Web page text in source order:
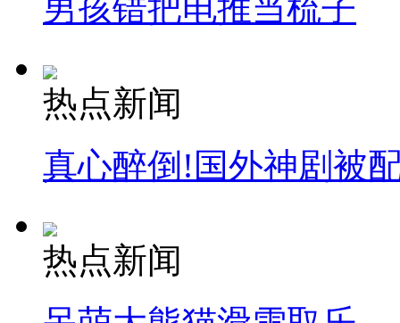
男孩错把电推当梳子
热点新闻
真心醉倒!国外神剧被
热点新闻